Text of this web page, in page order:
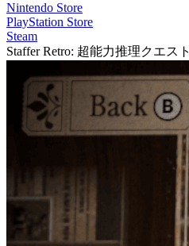
Nintendo Store
PlayStation Store
Steam
Staffer Retro: 超能力推理クエスト